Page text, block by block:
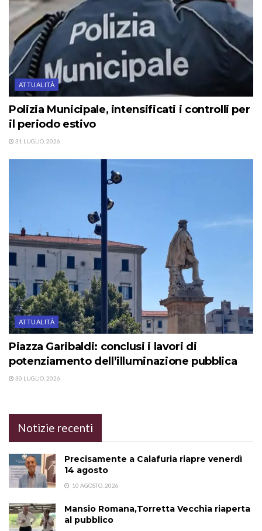
ATTUALITÀ
Polizia Municipale, intensificati i controlli per
il periodo estivo
31 LUGLIO, 2026
ATTUALITÀ
Piazza Garibaldi: conclusi i lavori di
potenziamento dell’illuminazione pubblica
30 LUGLIO, 2026
Notizie recenti
Precisamente a Calafuria riapre venerdì
14 agosto
10 AGOSTO, 2026
Mansio Romana,Torretta Vecchia riaperta
al pubblico